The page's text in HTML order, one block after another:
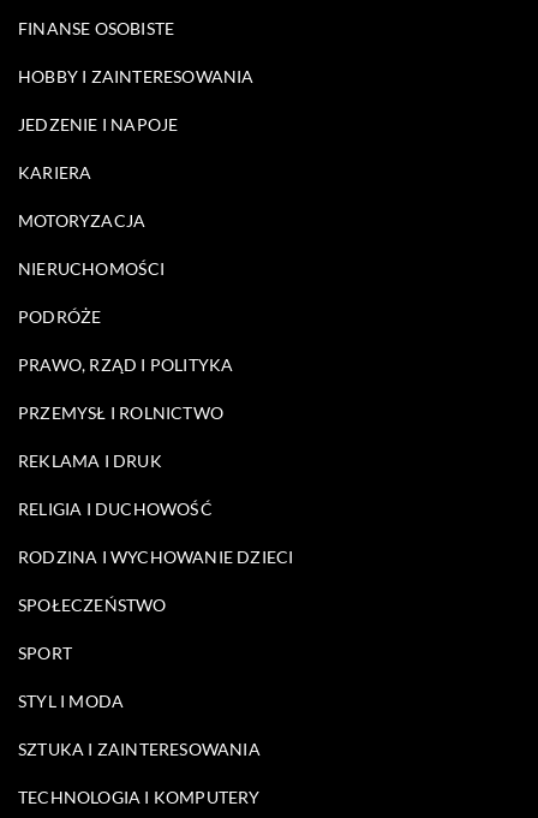
FINANSE OSOBISTE
HOBBY I ZAINTERESOWANIA
JEDZENIE I NAPOJE
KARIERA
MOTORYZACJA
NIERUCHOMOŚCI
PODRÓŻE
PRAWO, RZĄD I POLITYKA
PRZEMYSŁ I ROLNICTWO
REKLAMA I DRUK
RELIGIA I DUCHOWOŚĆ
RODZINA I WYCHOWANIE DZIECI
SPOŁECZEŃSTWO
SPORT
STYL I MODA
SZTUKA I ZAINTERESOWANIA
TECHNOLOGIA I KOMPUTERY